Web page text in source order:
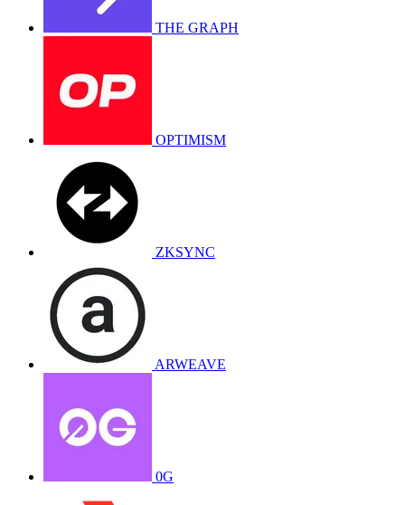
THE GRAPH
OPTIMISM
ZKSYNC
ARWEAVE
0G